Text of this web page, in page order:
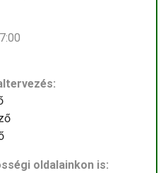
oldalainkon is: